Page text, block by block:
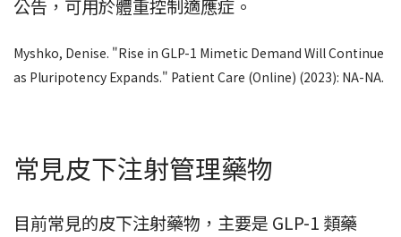
公告，可用於體重控制適應症。
Myshko, Denise. "Rise in GLP-1 Mimetic Demand Will Continue
as Pluripotency Expands." Patient Care (Online) (2023): NA-NA.
常見皮下注射管理藥物
目前常見的皮下注射藥物，主要是 GLP-1 類藥